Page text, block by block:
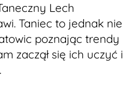
Lech
Taniec to jednak nie
poznając trendy
zaczął się ich uczyć i